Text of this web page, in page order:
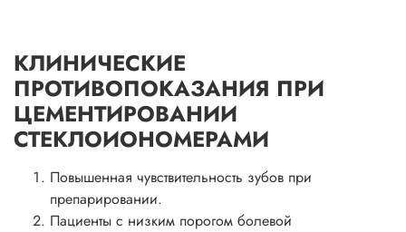
КЛИНИЧЕСКИЕ
ПРОТИВОПОКАЗАНИЯ ПРИ
ЦЕМЕНТИРОВАНИИ
СТЕКЛОИОНОМЕРАМИ
Повышенная чувствительность зубов при
препарировании.
Пациенты с низким порогом болевой